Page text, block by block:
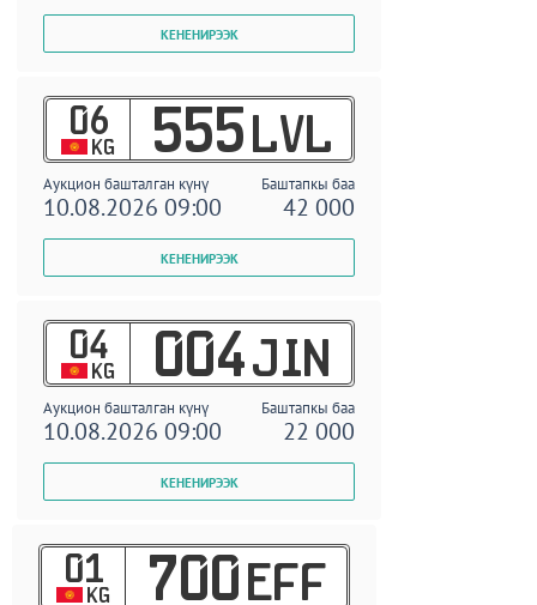
06
KG 555 LVL
Аукцион башталган күнү Баштапкы баа
10.08.2026 09:00 42 000
04
KG 004 JIN
Аукцион башталган күнү Баштапкы баа
10.08.2026 09:00 22 000
01
KG 700 EFF